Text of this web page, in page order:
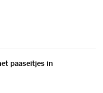
paaseitjes in